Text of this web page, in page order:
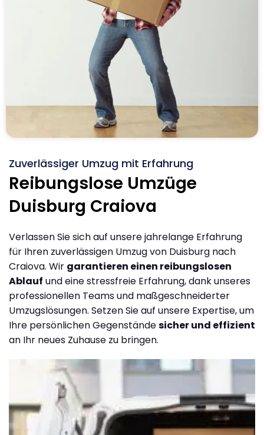
Zuverlässiger Umzug mit Erfahrung
Reibungslose Umzüge
Duisburg Craiova
Verlassen Sie sich auf unsere jahrelange Erfahrung
für Ihren zuverlässigen Umzug von Duisburg nach
Craiova. Wir garantieren einen reibungslosen
Ablauf und eine stressfreie Erfahrung, dank unseres
professionellen Teams und maßgeschneiderter
Umzugslösungen. Setzen Sie auf unsere Expertise, um
Ihre persönlichen Gegenständesicher und effizient
an Ihr neues Zuhause zu bringen.